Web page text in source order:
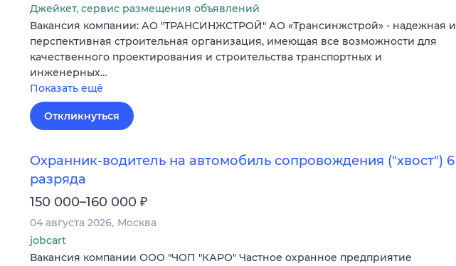
Джейкет, сервис размещения объявлений
Вакансия компании: АО "ТРАНСИНЖСТРОЙ" АО «Трансинжстрой» - надежная и
перспективная строительная организация, имеющая все возможности для
качественного проектирования и строительства транспортных и
инженерных…
Показать ещё
Откликнуться
Охранник-водитель на автомобиль сопровождения ("хвост") 6
разряда
150 000–160 000 ₽
04 августа 2026 Москва
jobcart
Вакансия компании ООО "ЧОП "КАРО" Частное охранное предприятие